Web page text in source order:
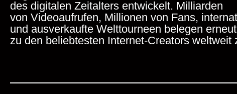
des digitalen Zeitalters entwickelt. Milliarden
von Videoaufrufen, Millionen von Fans,
und ausverkaufte Welttourneen belegen
zu den beliebtesten Internet-Creators weltweit